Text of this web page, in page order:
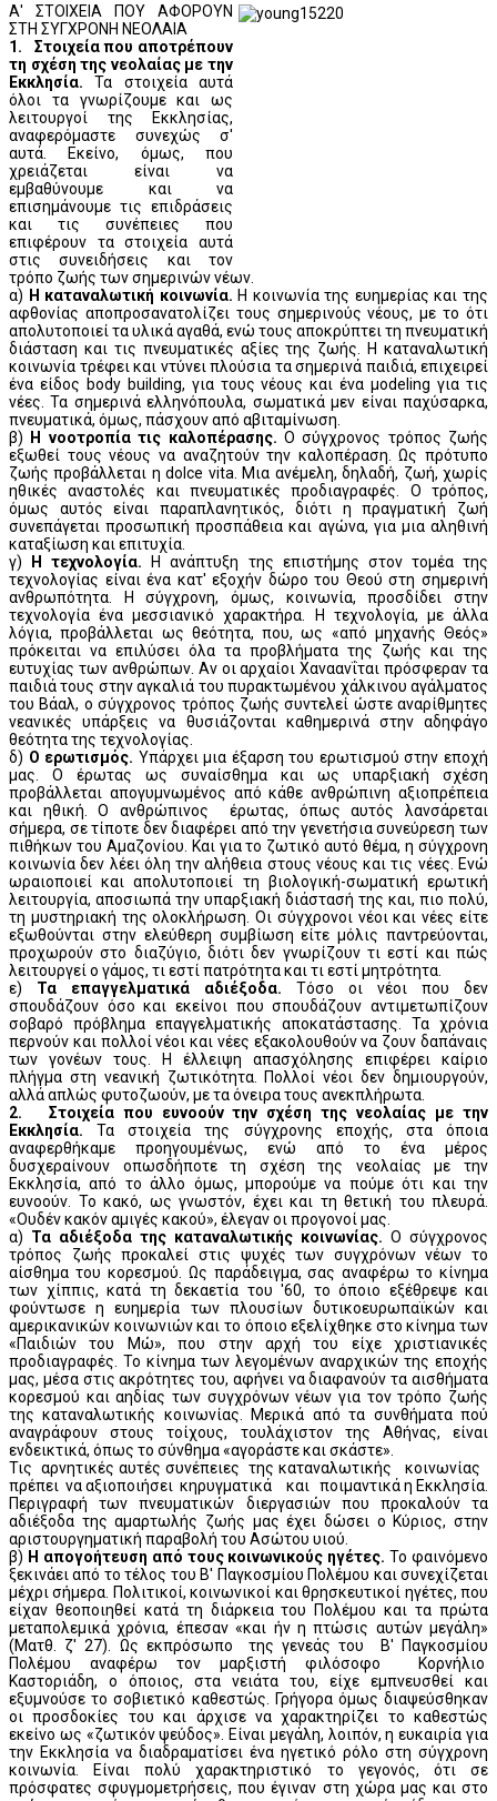
Α' ΣΤΟΙΧΕΙΑ ΠΟΥ ΑΦΟΡΟΥΝ
ΣΤΗ ΣΥΓΧΡΟΝΗ ΝΕΟΛΑΙΑ
1. Στοιχεία που αποτρέπουν
τη σχέση της νεολαίας με την
Εκκλησία. Τα στοιχεία αυτά
όλοι τα γνωρίζουμε και ως
λειτουργοί της Εκκλησίας,
αναφερόμαστε συνεχώς σ'
αυτά. Εκείνο, όμως, που
χρειάζεται είναι να
εμβαθύνουμε και να
επισημάνουμε τις επιδράσεις
και τις συνέπειες που
επιφέρουν τα στοιχεία αυτά
στις συνειδήσεις και τον
τρόπο ζωής των σημερινών νέων.
α) Η καταναλωτική κοινωνία. Η κοινωνία της ευημερίας και της
αφθονίας αποπροσανατολίζει τους σημερινούς νέους, με το ότι
απολυτοποιεί τα υλικά αγαθά, ενώ τους αποκρύπτει τη πνευματική
διάσταση και τις πνευματικές αξίες της ζωής. Η καταναλωτική
κοινωνία τρέφει και ντύνει πλούσια τα σημερινά παιδιά, επιχειρεί
ένα είδος body building, για τους νέους και ένα μodeling για τις
νέες. Τα σημερινά ελληνόπουλα, σωματικά μεν είναι παχύσαρκα,
πνευματικά, όμως, πάσχουν από αβιταμίνωση.
β)
Η νοοτροπία τις καλοπέρασης. Ο σύγχρονος τρόπος ζωής
εξωθεί τους νέους να αναζητούν την καλοπέραση. Ως πρότυπο
ζωής προβάλλεται η dolce vita. Μια ανέμελη, δηλαδή, ζωή, χωρίς
ηθικές αναστολές και πνευματικές προδιαγραφές. Ο τρόπος,
όμως αυτός είναι παραπλανητικός, διότι η πραγματική ζωή
συνεπάγεται προσωπική προσπάθεια και αγώνα, για μια αληθινή
καταξίωση και επιτυχία.
γ)
Η τεχνολογία. Η ανάπτυξη της επιστήμης στον τομέα της
τεχνολογίας είναι ένα κατ' εξοχήν δώρο του Θεού στη σημερινή
ανθρωπότητα. Η σύγχρονη, όμως, κοινωνία, προσδίδει στην
τεχνολογία ένα μεσσιανικό χαρακτήρα. Η τεχνολογία, με άλλα
λόγια, προβάλλεται ως θεότητα, που, ως «από μηχανής Θεός»
πρόκειται να επιλύσει όλα τα προβλήματα της ζωής και της
ευτυχίας των ανθρώπων. Αν οι αρχαίοι Χαναανΐται πρόσφεραν τα
παιδιά τους στην αγκαλιά του πυρακτωμένου χάλκινου αγάλματος
του Βάαλ, ο σύγχρονος τρόπος ζωής συντελεί ώστε αναρίθμητες
νεανικές υπάρξεις να θυσιάζονται καθημερινά στην αδηφάγο
θεότητα της τεχνολογίας.
δ) Ο ερωτισμός. Υπάρχει μια έξαρση του ερωτισμού στην εποχή
μας. Ο έρωτας ως συναίσθημα και ως υπαρξιακή σχέση
προβάλλεται απογυμνωμένος από κάθε ανθρώπινη αξιοπρέπεια
και ηθική. Ο ανθρώπινος έρωτας, όπως αυτός λανσάρεται
σήμερα, σε τίποτε δεν διαφέρει από την γενετήσια συνεύρεση των
πιθήκων του Αμαζονίου. Και για το ζωτικό αυτό θέμα, η σύγχρονη
κοινωνία δεν λέει όλη την αλήθεια στους νέους και τις νέες. Ενώ
ωραιοποιεί και απολυτοποιεί τη βιολογική-σωματική ερωτική
λειτουργία, αποσιωπά την υπαρξιακή διάστασή της και, πιο πολύ,
τη μυστηριακή της ολοκλήρωση. Οι σύγχρονοι νέοι και νέες είτε
εξωθούνται στην ελεύθερη συμβίωση είτε μόλις παντρεύονται,
προχωρούν στο διαζύγιο, διότι δεν γνωρίζουν τι εστί και πώς
λειτουργεί ο γάμος, τι εστί πατρότητα και τι εστί μητρότητα.
ε) Τα επαγγελματικά αδιέξοδα. Τόσο οι νέοι που δεν
σπουδάζουν όσο και εκείνοι που σπουδάζουν αντιμετωπίζουν
σοβαρό πρόβλημα επαγγελματικής αποκατάστασης. Τα χρόνια
περνούν και πολλοί νέοι και νέες εξακολουθούν να ζουν δαπάναις
των γονέων τους. Η έλλειψη απασχόλησης επιφέρει καίριο
πλήγμα στη νεανική ζωτικότητα. Πολλοί νέοι δεν δημιουργούν,
αλλά απλώς φυτοζωούν, με τα όνειρα τους ανεκπλήρωτα.
2. Στοιχεία που ευνοούν την σχέση της νεολαίας με την
Εκκλησία. Τα στοιχεία της σύγχρονης εποχής, στα όποια
αναφερθήκαμε προηγουμένως, ενώ από το ένα μέρος
δυσχεραίνουν οπωσδήποτε τη σχέση της νεολαίας με την
Εκκλησία, από το άλλο όμως, μπορούμε να πούμε ότι και την
ευνοούν. Το κακό, ως γνωστόν, έχει και τη θετική του πλευρά.
«Ουδέν κακόν αμιγές κακού», έλεγαν οι προγονοί μας.
α) Τα αδιέξοδα της καταναλωτικής κοινωνίας. Ο σύγχρονος
τρόπος ζωής προκαλεί στις ψυχές των συγχρόνων νέων το
αίσθημα του κορεσμού. Ως παράδειγμα, σας αναφέρω το κίνημα
των χίππις, κατά τη δεκαετία του '60, το όποιο εξέθρεψε και
φούντωσε η ευημερία των πλουσίων δυτικοευρωπαϊκών και
αμερικανικών κοινωνιών και το όποιο εξελίχθηκε στο κίνημα των
«Παιδιών του Μώ», που στην αρχή του είχε χριστιανικές
προδιαγραφές. Το κίνημα των λεγομένων αναρχικών της εποχής
μας, μέσα στις ακρότητες του, αφήνει να διαφανούν τα αισθήματα
κορεσμού και αηδίας των συγχρόνων νέων για τον τρόπο ζωής
της καταναλωτικής κοινωνίας. Μερικά από τα συνθήματα πού
αναγράφουν στους τοίχους, τουλάχιστον της Αθήνας, είναι
ενδεικτικά, όπως το σύνθημα «αγοράστε και σκάστε».
Τις αρνητικές αυτές συνέπειες της καταναλωτικής κοινωνίας
πρέπει να αξιοποιήσει κηρυγματικά και ποιμαντικά η Εκκλησία.
Περιγραφή των πνευματικών διεργασιών που προκαλούν τα
αδιέξοδα της αμαρτωλής ζωής μας έχει δώσει ο Κύριος, στην
αριστουργηματική παραβολή του Ασώτου υιού.
β) Η απογοήτευση από τους κοινωνικούς ηγέτες. Το φαινόμενο
ξεκινάει από το τέλος του Β' Παγκοσμίου Πολέμου και συνεχίζεται
μέχρι σήμερα. Πολιτικοί, κοινωνικοί και θρησκευτικοί ηγέτες, που
είχαν θεοποιηθεί κατά τη διάρκεια του Πολέμου και τα πρώτα
μεταπολεμικά χρόνια, έπεσαν «και ήν η πτώσις αυτών μεγάλη»
(Ματθ. ζ' 27). Ως εκπρόσωπο της γενεάς του Β' Παγκοσμίου
Πολέμου αναφέρω τον μαρξιστή φιλόσοφο Κορνήλιο
Καστοριάδη, ο όποιος, στα νειάτα του, είχε εμπνευσθεί και
εξυμνούσε το σοβιετικό καθεστώς. Γρήγορα όμως διαψεύσθηκαν
οι προσδοκίες του και άρχισε να χαρακτηρίζει το καθεστώς
εκείνο ως «ζωτικόν ψεύδος». Είναι μεγάλη, λοιπόν, η ευκαιρία για
την Εκκλησία να διαδραματίσει ένα ηγετικό ρόλο στη σύγχρονη
κοινωνία. Είναι πολύ χαρακτηριστικό το γεγονός, ότι σε
πρόσφατες σφυγμομετρήσεις, που έγιναν στη χώρα μας και στο